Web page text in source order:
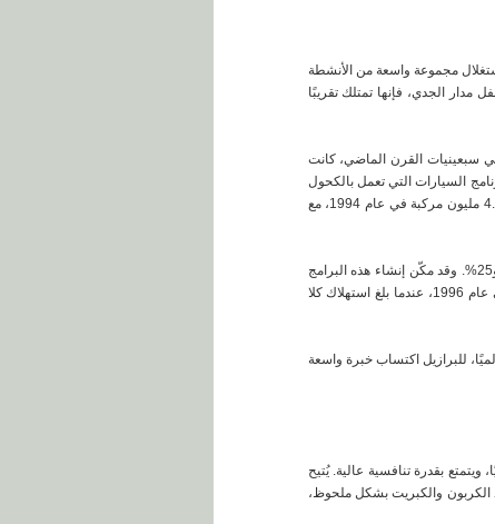
مجموعة واسعة من الأنشطة
الممتد من الشمال إلى الجنوب، حيث تبدأ حدودها الشمالية فوق خط الاستواء وتمتد جنوبًا حتى خط العرض 32، أسفل مدار الجدي، فإنها تمتلك تقريبًا
سبعينيات القرن الماضي، كانت
القبول الشعبي الواسع لبرنامج السيارات التي تعمل بالكحول
الإيثيلي المائي إلى نمو سريع في مبيعات هذا النوع من المركبات منذ بداية ثمانينيات القرن الماضي، ليصل عدد المركبات إلى ما يقدر بنحو 4.4 مليون مركبة في عام 1994، مع
من التجارب الأخرى التي ترسخت في أوائل التسعينيات، من خلال تشريعات محددة، مزج الإيثانول اللامائي مع البنزين بنسبة تتراوح بين 20 و25%. وقد مكّن إنشاء هذه البرامج
الضخمة لاستخدام وقود الإيثانول البرازيل من أن تصبح منتجًا ومستهلكًا رئيسيًا لهذا المنتج. وتشير الإحصاءات إلى أن ذروة الطلب كانت في عام 1996، عندما بلغ استهلاك كلا
أتاحت هذه المبادرة، الرائدة عالميًا، للبرازيل اكتساب خبرة واسعة
بقدرة تنافسية عالية. يُتيح
ثاني أكسيد الكربون والكبريت بشكل ملحوظ،